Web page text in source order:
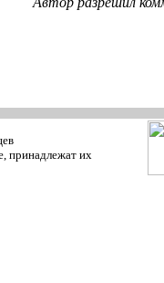
принадлежат их